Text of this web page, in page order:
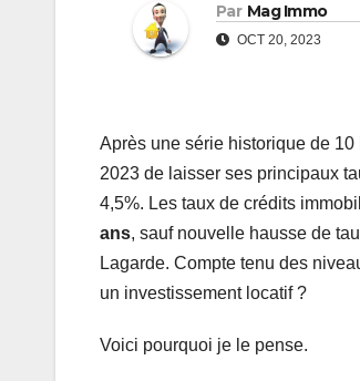
Par Mag Immo
OCT 20, 2023
Après une série historique de
2023 de laisser ses principaux
4,5%. Les taux de crédits
ans, sauf nouvelle hausse de
Lagarde. Compte tenu des
un investissement locatif ?
Voici pourquoi je le pense.